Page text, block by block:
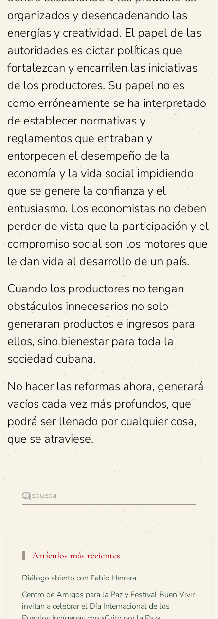
organizados y desencadenando las
energías y creatividad. El papel de las
autoridades es dictar políticas que
fortalezcan y encarrilen las iniciativas
de los productores. Su papel no es
como erróneamente se ha interpretado
de establecer normativas y
reglamentos que entraban y
entorpecen el desempeño de la
economía y la vida social impidiendo
que se genere la confianza y el
entusiasmo. Los economistas no deben
perder de vista que la participación y el
compromiso social son los motores que
le dan vida al desarrollo de un país.
Cuando los productores no tengan
obstáculos innecesarios no solo
generaran productos e ingresos para
ellos, sino bienestar para toda la
sociedad cubana.
No hacer las reformas ahora, generará
vacíos cada vez más profundos, que
podrá ser llenado por cualquier cosa,
que se atraviese.
Artículos más recientes
Diálogo abierto con Fabio Herrera
Centro de Amigos para la Paz y Festival Buen Vivir
invitan a celebrar el Día Internacional de los